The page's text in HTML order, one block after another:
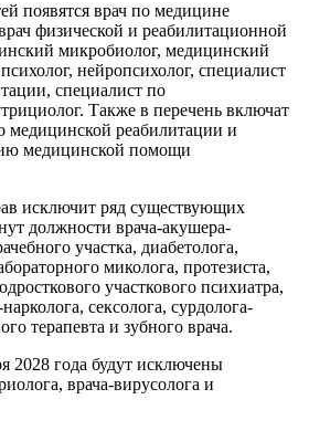
появятся врач по медицине
физической и реабилитационной
микробиолог, медицинский
нейропсихолог, специалист
специалист по
Также в перечень включат
медицинской реабилитации и
медицинской помощи
исключит ряд существующих
должности врача-акушера-
участка, диабетолога,
миколога, протезиста,
участкового психиатра,
сексолога, сурдолога-
терапевта и зубного врача.
2028 года будут исключены
врача-вирусолога и